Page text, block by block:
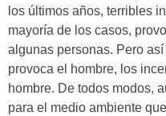
los últimos años, terribles
mayoría de los casos,
algunas personas. Pero
provoca el hombre, los
hombre. De todos modos,
para el medio ambiente